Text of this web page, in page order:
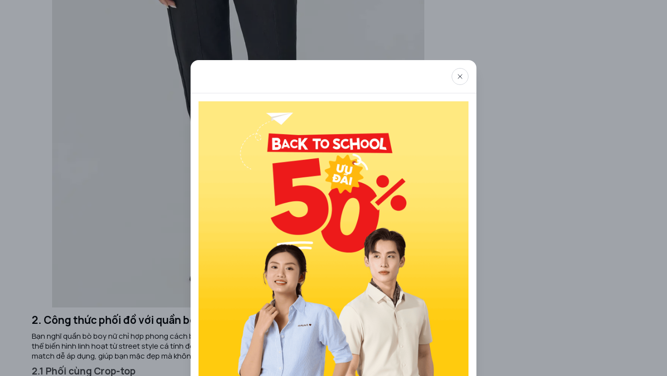
2. Công thức phối đồ với quần bò boy nữ chuẩn thời trang
Bạn nghĩ quần bò boy nữ chỉ hợp phong cách bụi bặm, tomboy? Thực tế, chỉ cần thay đổi áo và giày, item này có
thể biến hình linh hoạt từ street style cá tính đến thanh lịch, nữ tính bất ngờ. Dưới đây là những công thức mix &
match dễ áp dụng, giúp bạn mặc đẹp mà không lo lỗi mốt.
2.1 Phối cùng Crop-top